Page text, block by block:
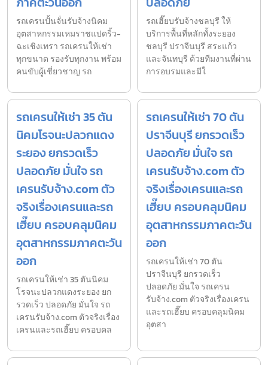
รถเครนปั้นจั่นรับจ้างนิคม
อุตสาหกรรมเหมราชแปดริ้ว-
ฉะเชิงเทรา รถเครนให้เช่า
ทุกขนาด รองรับทุกงาน พร้อม
คนขับผู้เชี่ยวชาญ รถ
รถเฮี๊ยบรับจ้างชลบุรี ให้
บริการพื้นที่หลักทั้งระยอง
ชลบุรี ปราจีนบุรี สระแก้ว
และจันทบุรี ด้วยทีมงานที่ผ่าน
การอบรมและมีใ
รถเครนให้เช่า 35 ตัน
นิคมโรจนะปลวกแดง
ระยอง ยกรวดเร็ว
ปลอดภัย มั่นใจ รถ
เครนรับจ้าง.com ตัว
จริงเรื่องเครนและรถ
เฮี๊ยบ ครอบคลุมนิคม
อุตสาหกรรมภาคตะวัน
ออก
รถเครนให้เช่า 35 ตันนิคม
โรจนะปลวกแดงระยอง ยก
รวดเร็ว ปลอดภัย มั่นใจ รถ
เครนรับจ้าง.com ตัวจริงเรื่อง
เครนและรถเฮี๊ยบ ครอบคล
รถเครนให้เช่า 70 ตัน
ปราจีนบุรี ยกรวดเร็ว
ปลอดภัย มั่นใจ รถ
เครนรับจ้าง.com ตัว
จริงเรื่องเครนและรถ
เฮี๊ยบ ครอบคลุมนิคม
อุตสาหกรรมภาคตะวัน
ออก
รถเครนให้เช่า 70 ตัน
ปราจีนบุรี ยกรวดเร็ว
ปลอดภัย มั่นใจ รถเครน
รับจ้าง.com ตัวจริงเรื่องเครน
และรถเฮี๊ยบ ครอบคลุมนิคม
อุตสา